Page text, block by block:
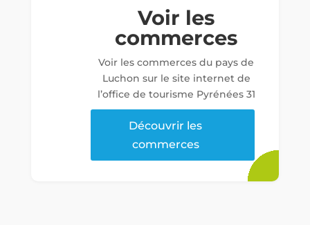
Voir les
commerces
Voir les commerces du pays de
Luchon sur le site internet de
l’office de tourisme Pyrénées 31
Découvrir les
commerces